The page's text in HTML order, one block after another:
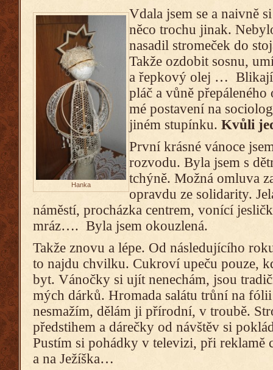
Hanka
Vdala jsem se a naivně
něco trochu jinak.
nasadil stromeček do
Takže ozdobit sosnu,
a řepkový olej …
pláč a vůně
mé postavení na
jiném stupínku. Kvůli
První krásné vánoce
rozvodu. Byla jsem s
tchýně. Možná omluva
opravdu ze solidarity.
náměstí, procházka centrem, vonící
mráz…. Byla jsem okouzlená.
Takže znovu a lépe. Od následujícího
to najdu chvilku. Cukroví upeču pouze,
byt. Vánočky si ujít nenechám, jsou
mých dárků. Hromada salátu trůní na
nesmažím, dělám ji přírodní, v troubě.
předstihem a dárečky od návštěv si
Pustím si pohádky v televizi, při reklamě
a na Ježíška…